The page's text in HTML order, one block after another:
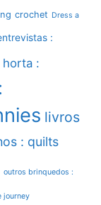
crochet Dress a
:
horta :
livros
: quilts
outros brinquedos :
journey